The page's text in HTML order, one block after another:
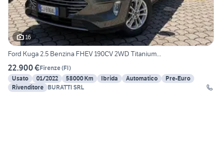
16
Ford Kuga 2.5 Benzina FHEV 190CV 2WD Titanium...
22.900 €Firenze(FI)
Usato
01/2022 58000 Km Ibrida Automatico
Pre-Euro
Rivenditore BURATTI SRL